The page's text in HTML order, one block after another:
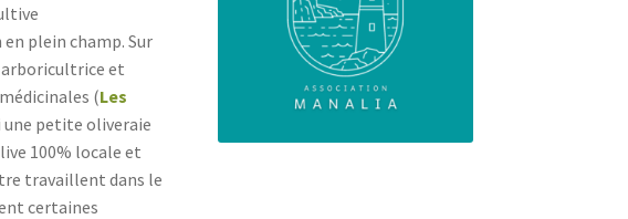
plein champ. Sur
arboricultrice et
(Les
une petite oliveraie
100% locale et
travaillent dans le
certaines